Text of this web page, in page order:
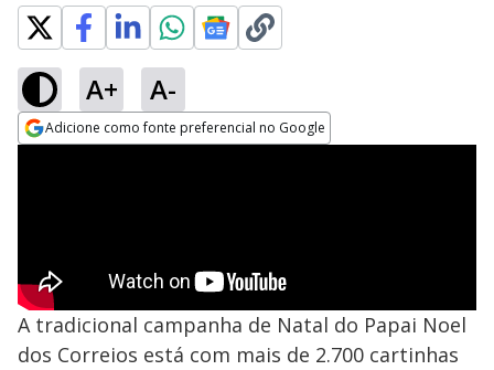
A+ A-
Adicione como fonte preferencial no Google
A tradicional campanha de Natal do Papai Noel
dos Correios está com mais de 2.700 cartinhas